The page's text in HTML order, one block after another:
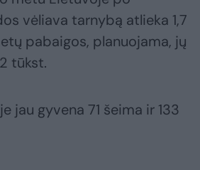
vėliava tarnybą atlieka 1,7
pabaigos, planuojama, jų
tūkst.
jau gyvena 71 šeima ir 133